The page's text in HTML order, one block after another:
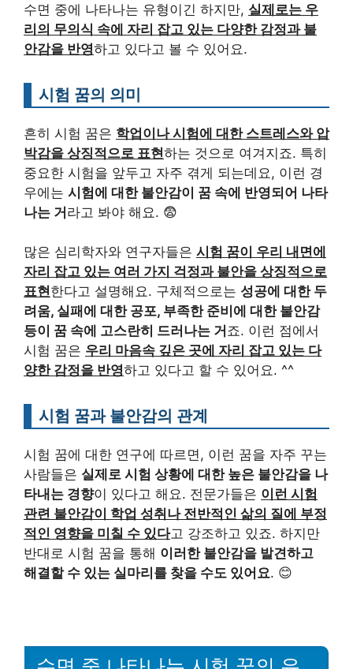
수면 중에 나타나는 유형이긴 하지만, 실제로는 우
리의 무의식 속에 자리 잡고 있는 다양한 감정과 불
안감을 반영하고 있다고 볼 수 있어요.
시험 꿈의 의미
흔히 시험 꿈은 학업이나 시험에 대한 스트레스와 압
박감을 상징적으로 표현하는 것으로 여겨지죠. 특히
중요한 시험을 앞두고 자주 겪게 되는데요, 이런 경
우에는 시험에 대한 불안감이 꿈 속에 반영되어 나타
나는 거라고 봐야 해요. 😨
많은 심리학자와 연구자들은 시험 꿈이 우리 내면에
자리 잡고 있는 여러 가지 걱정과 불안을 상징적으로
표현한다고 설명해요. 구체적으로는 성공에 대한 두
려움, 실패에 대한 공포, 부족한 준비에 대한 불안감
등이 꿈 속에 고스란히 드러나는 거 죠. 이런 점에서
시험 꿈은 우리 마음속 깊은 곳에 자리 잡고 있는 다
양한 감정을 반영하고 있다고 할 수 있어요. ^^
시험 꿈과 불안감의 관계
시험 꿈에 대한 연구에 따르면, 이런 꿈을 자주 꾸는
사람들은 실제로 시험 상황에 대한 높은 불안감을 나
타내는 경향이 있다고 해요. 전문가들은 이런 시험
관련 불안감이 학업 성취나 전반적인 삶의 질에 부정
적인 영향을 미칠 수 있다고 강조하고 있죠. 하지만
반대로 시험 꿈을 통해 이러한 불안감을 발견하고
해결할 수 있는 실마리를 찾을 수도 있어요. 😊